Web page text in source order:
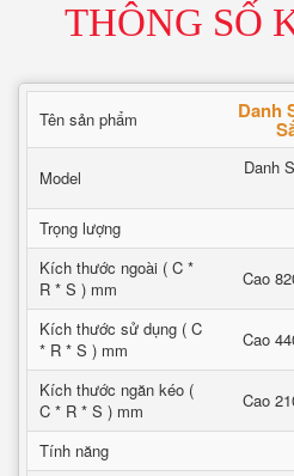
THÔNG SỐ
Tên sản phẩm Danh
Model
Danh
Trọng lượng
Kích thước ngoài ( C *
R * S ) mm
Cao
Kích thước sử dụng ( C
* R * S ) mm
Cao
Kích thước ngăn kéo (
C * R * S ) mm
Cao
Tính năng